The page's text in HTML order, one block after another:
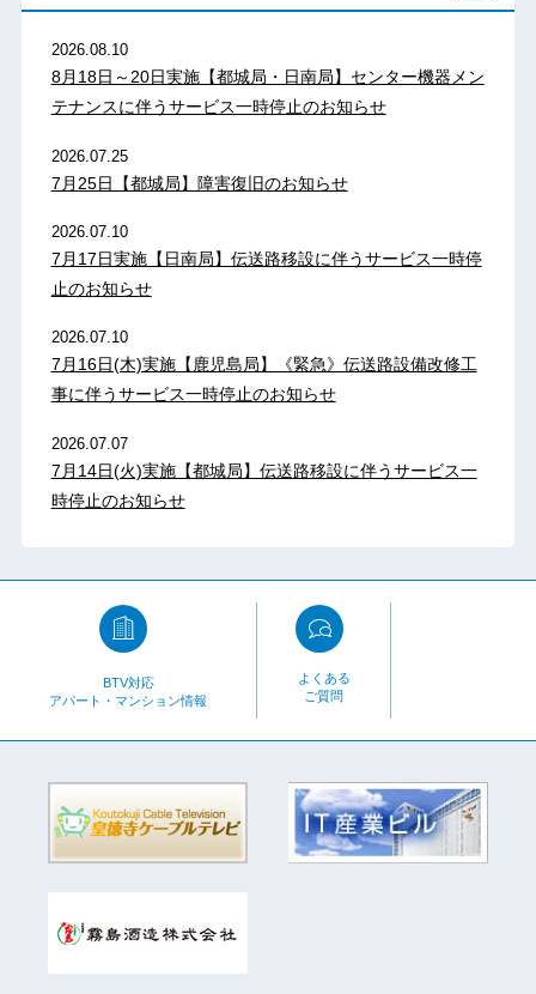
2026.08.10
8月18日～20日実施【都城局・日南局】センター機器メン
テナンスに伴うサービス一時停止のお知らせ
2026.07.25
7月25日【都城局】障害復旧のお知らせ
2026.07.10
7月17日実施【日南局】伝送路移設に伴うサービス一時停
止のお知らせ
2026.07.10
7月16日(木)実施【鹿児島局】《緊急》伝送路設備改修工
事に伴うサービス一時停止のお知らせ
2026.07.07
7月14日(火)実施【都城局】伝送路移設に伴うサービス一
時停止のお知らせ
BTV対応
アパート・マンション情報
よくある
ご質問